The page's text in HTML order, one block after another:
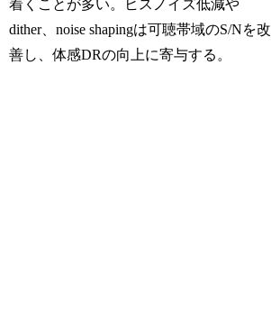
着くことが多い。ヒスノイズ低減や
dither、noise shapingは可聴帯域のS/Nを改
善し、体感DRの向上に寄与する。